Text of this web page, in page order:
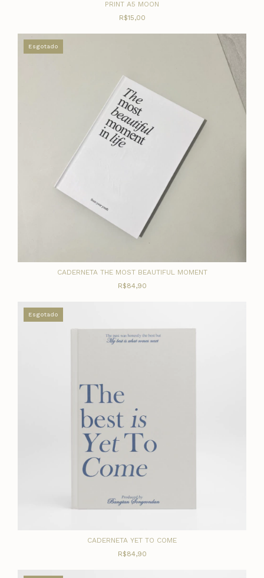
PRINT A5 MOON
R$15,00
Esgotado
CADERNETA THE MOST BEAUTIFUL MOMENT
R$84,90
Esgotado
CADERNETA YET TO COME
R$84,90